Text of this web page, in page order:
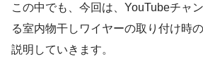
この中でも、今回は、YouTubeチャ
る室内物干しワイヤーの取り付け時
説明していきます。